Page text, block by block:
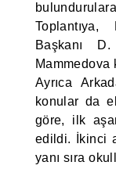
Başkanı
Mammedova
Ayrıca
konular da
göre, ilk
edildi. İkinci
yanı sıra